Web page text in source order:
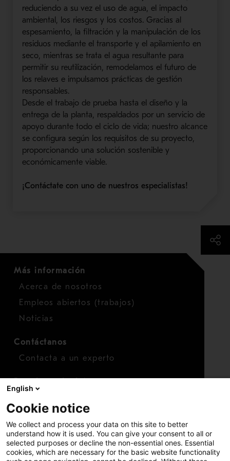
reduciendo a su vez el uso de agua, el impacto
ambiental, los riesgos y los costos. Gracias al
espesamiento, la filtración y la manipulación de los
residuos mediante el transporte y el apilamiento en
seco, mientras se trata el agua resultante para
permitir su reutilización, remodelamos el futuro de
los relaves e impulsamos prácticas de gestión
responsables.
Desde el trabajo de prueba hasta el diseño y la
entrega de la planta, respaldados por un servicio de
apoyo durante todo el ciclo de vida; nuestro alcance
se configura según los requisitos de su proyecto,
proporcionando una solución sostenible y
económicamente viable.
¡Contáctate con uno de nuestros especialistas!
Más información
Acerca de nosotros
Empleos abiertos (trabajos)
Noticias
Contáctanos
Contacta a un experto
Finanzas
Acciones
English
Cookie notice
We collect and process your data on this site to better
understand how it is used. You can give your consent to all or
selected purposes or decline the non-essential ones. Essential
cookies, which are necessary for the basic website functionality